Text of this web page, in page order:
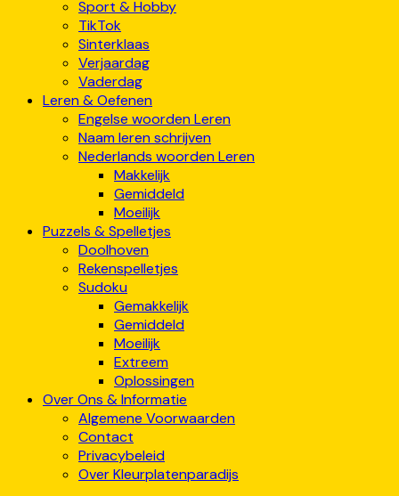
Sport & Hobby
TikTok
Sinterklaas
Verjaardag
Vaderdag
Leren & Oefenen
Engelse woorden Leren
Naam leren schrijven
Nederlands woorden Leren
Makkelijk
Gemiddeld
Moeilijk
Puzzels & Spelletjes
Doolhoven
Rekenspelletjes
Sudoku
Gemakkelijk
Gemiddeld
Moeilijk
Extreem
Oplossingen
Over Ons & Informatie
Algemene Voorwaarden
Contact
Privacybeleid
Over Kleurplatenparadijs